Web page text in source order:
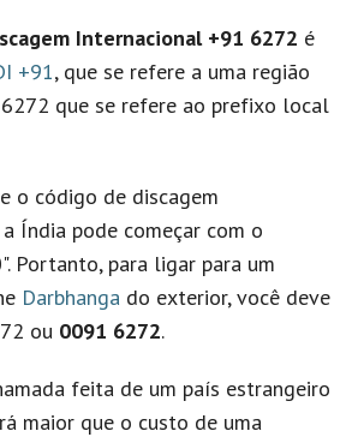
Internacional+91 6272 é
+91, que se refere a uma região
que se refere ao prefixo local
o código de discagem
Índia pode começar com o
Portanto, para ligar para um
Darbhanga do exterior, você deve
ou 0091 6272.
feita de um país estrangeiro
maior que o custo de uma